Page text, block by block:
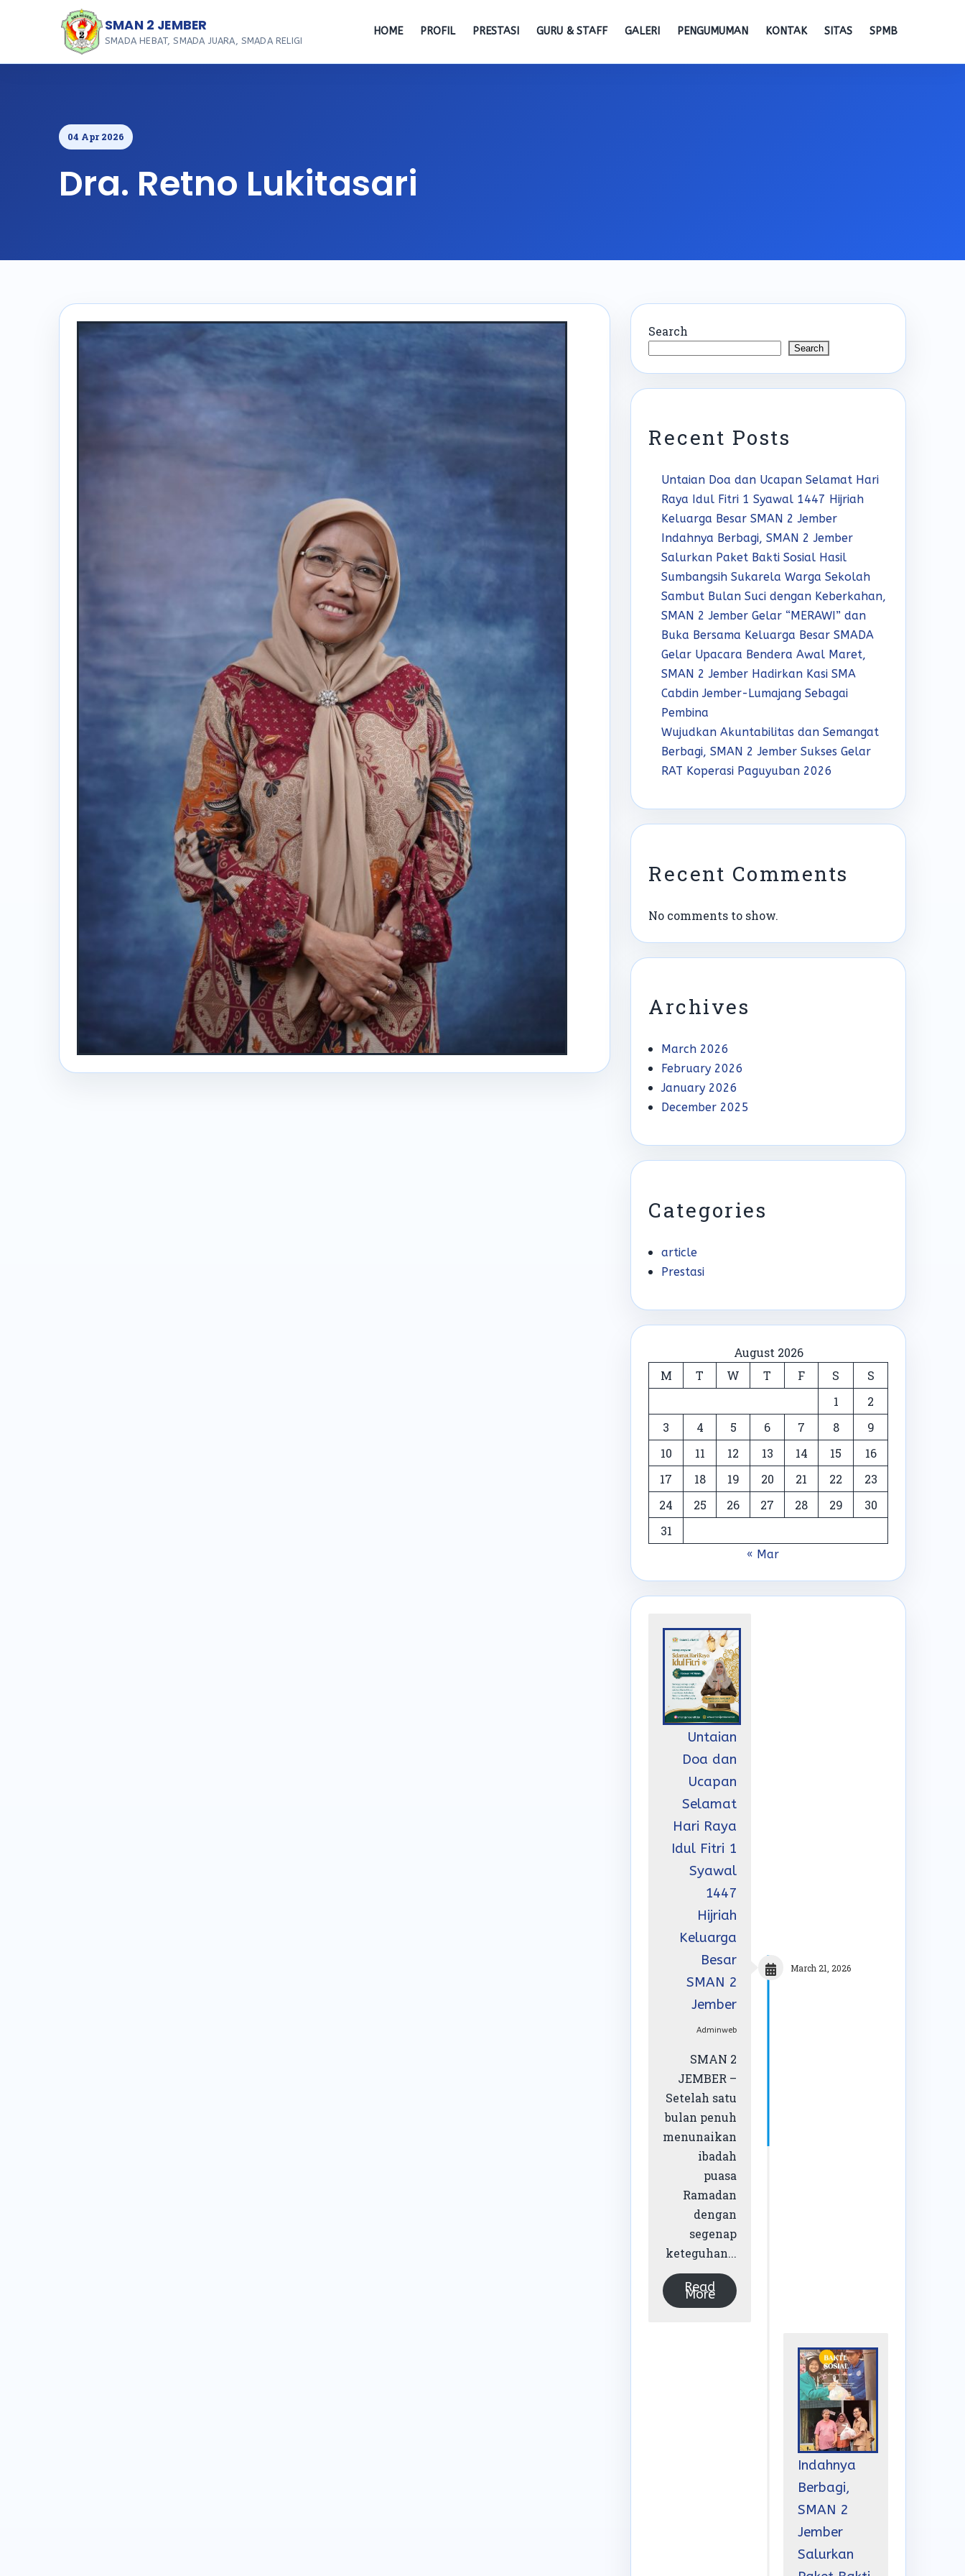
SMAN 2 JEMBER
SMADA HEBAT, SMADA JUARA, SMADA RELIGI
HOME PROFIL PRESTASI GURU & STAFF GALERI PENGUMUMAN KONTAK SITAS SPMB
04 Apr 2026
Dra. Retno Lukitasari
Search
Search
Recent Posts
Untaian Doa dan Ucapan Selamat Hari
Raya Idul Fitri 1 Syawal 1447 Hijriah
Keluarga Besar SMAN 2 Jember
Indahnya Berbagi, SMAN 2 Jember
Salurkan Paket Bakti Sosial Hasil
Sumbangsih Sukarela Warga Sekolah
Sambut Bulan Suci dengan Keberkahan,
SMAN 2 Jember Gelar “MERAWI” dan
Buka Bersama Keluarga Besar SMADA
Gelar Upacara Bendera Awal Maret,
SMAN 2 Jember Hadirkan Kasi SMA
Cabdin Jember-Lumajang Sebagai
Pembina
Wujudkan Akuntabilitas dan Semangat
Berbagi, SMAN 2 Jember Sukses Gelar
RAT Koperasi Paguyuban 2026
Recent Comments
No comments to show.
Archives
March 2026
February 2026
January 2026
December 2025
Categories
article
Prestasi
August 2026
M
T W T F S
S
1
2
3
4 5 6 7 8
9
10
11 12 13 14 15
16
17
18 19 20 21 22
23
24
25 26 27 28 29
30
31
« Mar
Untaian
Doa dan
Ucapan
Selamat
Hari Raya
Idul Fitri 1
Syawal
1447
Hijriah
Keluarga
Besar
SMAN 2
Jember
Adminweb
SMAN 2
JEMBER –
Setelah satu
bulan penuh
menunaikan
ibadah
puasa
Ramadan
dengan
segenap
keteguhan...
Read
More
March 21, 2026
Indahnya
Berbagi,
SMAN 2
Jember
Salurkan